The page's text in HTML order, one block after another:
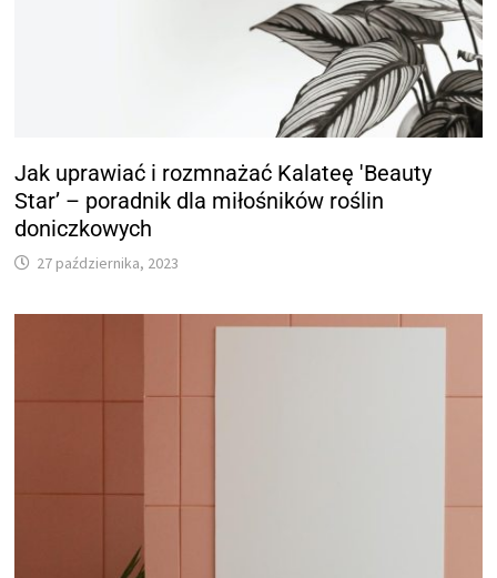
Jak uprawiać i rozmnażać Kalateę 'Beauty
Star’ – poradnik dla miłośników roślin
doniczkowych
27 października, 2023